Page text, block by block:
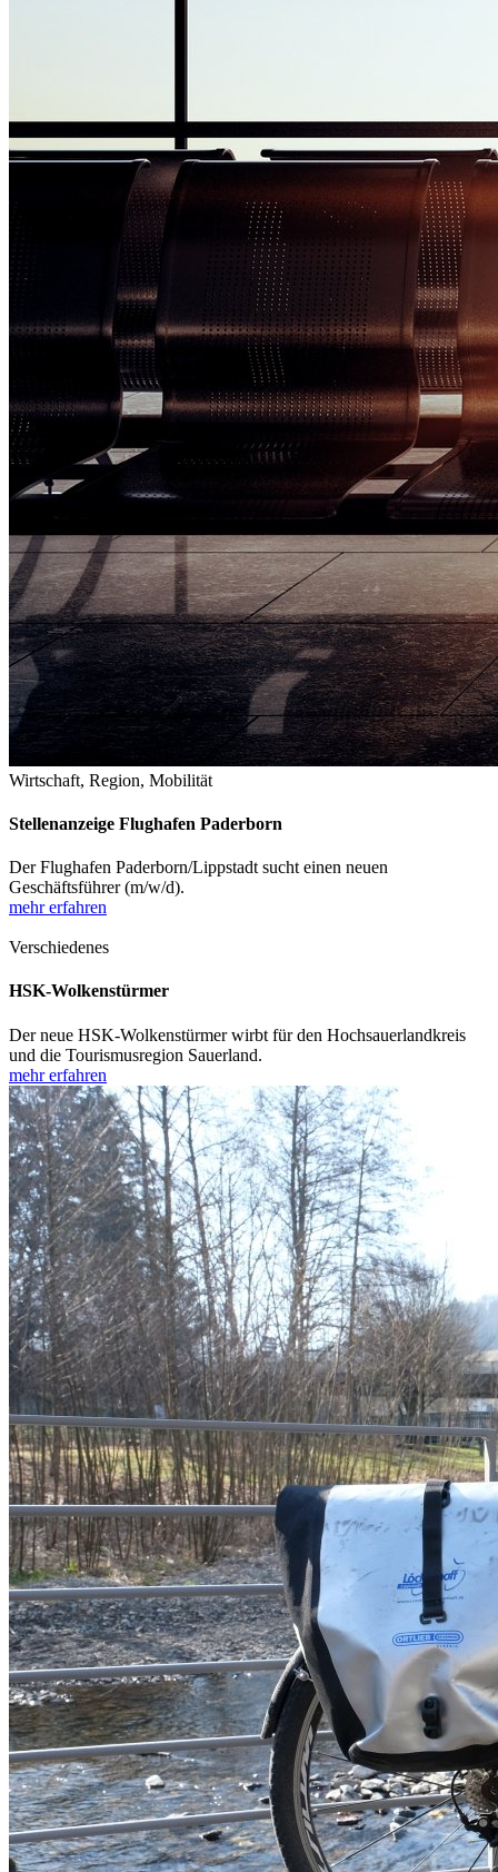
Wirtschaft, Region, Mobilität
Stellenanzeige Flughafen Paderborn
Der Flughafen Paderborn/Lippstadt sucht einen neuen
Geschäftsführer (m/w/d).
mehr erfahren
Verschiedenes
HSK-Wolkenstürmer
Der neue HSK-Wolkenstürmer wirbt für den Hochsauerlandkreis
und die Tourismusregion Sauerland.
mehr erfahren